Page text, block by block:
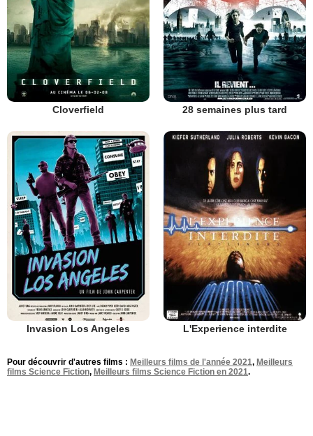
Cloverfield 28 semaines plus tard
Invasion Los Angeles L'Experience interdite
Pour découvrir d'autres films : Meilleurs films de l'année 2021, Meilleurs
films Science Fiction, Meilleurs films Science Fiction en 2021.